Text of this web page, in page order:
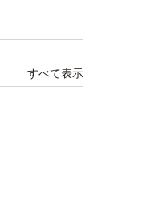
すべて表示